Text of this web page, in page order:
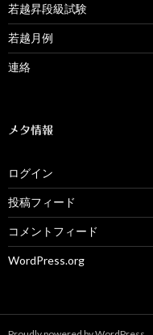
若越昇段級試験
若越月例
連絡
メタ情報
ログイン
投稿フィード
コメントフィード
WordPress.org